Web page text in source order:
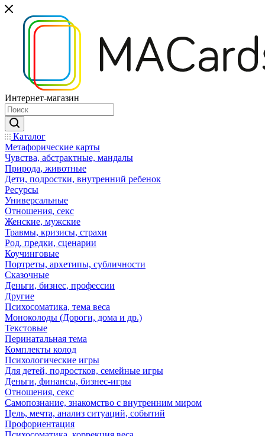
Интернет-магазин
Каталог
Mетафорические карты
Чувства, абстрактные, мандалы
Природа, животные
Дети, подростки, внутренний ребенок
Ресурсы
Универсальные
Отношения, секс
Женские, мужские
Травмы, кризисы, страхи
Род, предки, сценарии
Коучинговые
Портреты, архетипы, субличности
Сказочные
Деньги, бизнес, профессии
Другие
Психосоматика, тема веса
Моноколоды (Дороги, дома и др.)
Текстовые
Перинатальная тема
Комплекты колод
Психологические игры
Для детей, подростков, семейные игры
Деньги, финансы, бизнес-игры
Отношения, секс
Самопознание, знакомство с внутренним миром
Цель, мечта, анализ ситуаций, событий
Профориентация